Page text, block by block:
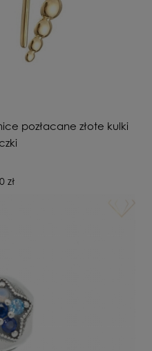
pozłacane złote kulki
zł